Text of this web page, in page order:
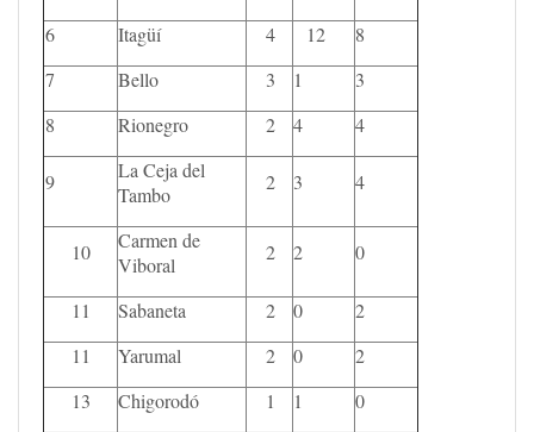
6 Itagüí 4 12
8
7
Bello 3 1
3
8
Rionegro 2 4 4
9
La Ceja del
Tambo
2 3 4
10
Carmen de
Viboral
2 2 0
11 Sabaneta 2 0
2
11
Yarumal 2 0
2
13
Chigorodó 1 1
0